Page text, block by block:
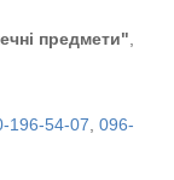
предмети"
196-54-07 096-